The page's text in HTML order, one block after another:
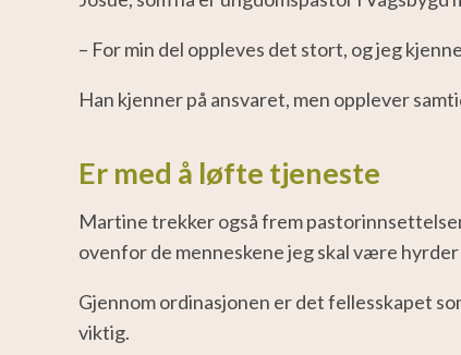
– For min del oppleves det stort, og jeg
Han kjenner på ansvaret, men opplever
Er med å løfte tjeneste
Martine trekker også frem
ovenfor de menneskene jeg skal være
Gjennom ordinasjonen er det fellesskapet
viktig.